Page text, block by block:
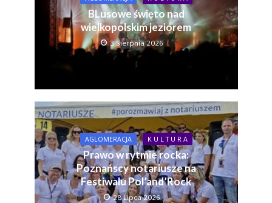
BLusowe święto nad
wielkopolskim jeziorem
3 Sierpnia 2026
AGLOMERACJA K U L T U R A
Prawo w rytmie rocka:
Poznańscy notariusze na
Festiwalu Pol’and’Rock
28 Lipca 2026